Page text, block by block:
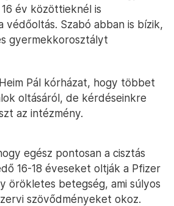
16 év közöttieknél is
védőoltás. Szabó abban is bízik,
gyermekkorosztályt
Pál kórházat, hogy többet
oltásáról, de kérdéseinkre
az intézmény.
egész pontosan a cisztás
16-18 éveseket oltják a Pfizer
örökletes betegség, ami súlyos
szövődményeket okoz.